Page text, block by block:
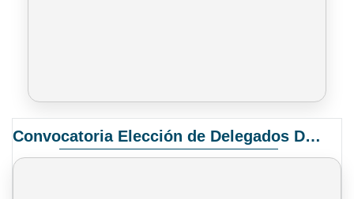
Convocatoria Elección de Delegados Docentes para el XIV Congreso Nacional de Universidades